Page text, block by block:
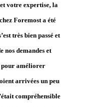
votre expertise, la
Foremost a été
très bien passé et
nos demandes et
pour améliorer
arrivées un peu
compréhensible